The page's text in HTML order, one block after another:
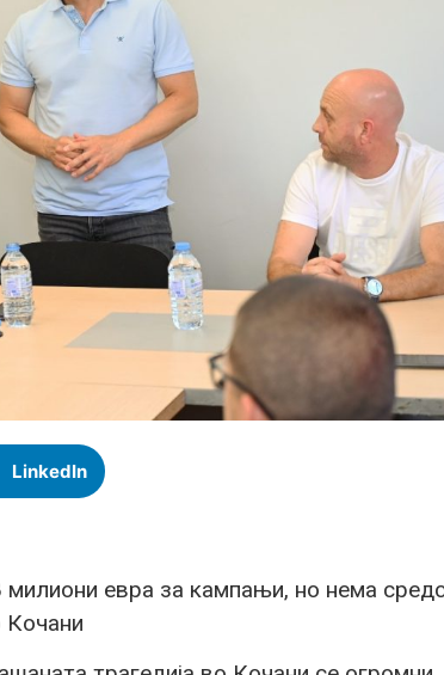
LinkedIn
евра за кампањи, но нема
Кочани